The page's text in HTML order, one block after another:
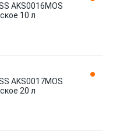
AKS0016MOS
10 л
AKS0017MOS
20 л